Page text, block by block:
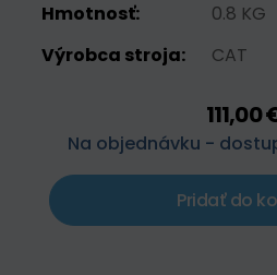
Hmotnosť:
0.8 KG
Výrobca stroja:
CAT
111,00
Na objednávku -
Pridať do